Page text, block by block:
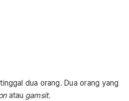
dua orang. Dua orang yang
atau gamsit.